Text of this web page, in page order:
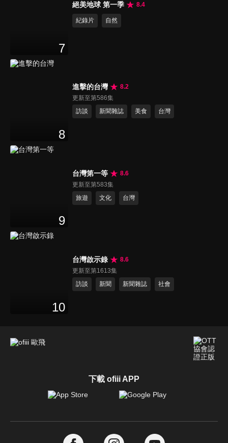
7
絕美地球 第一季 8.4
紀錄片 自然
8
進擊的台灣
8.2
更新至第586集
訪談
新聞雜誌 美食 台灣
9
台灣第一等
8.6
更新至第583集
旅遊
文化 台灣
10
台灣啟示錄
8.6
更新至第1613集
訪談
新聞 新聞雜誌 社會
下載 ofiii APP